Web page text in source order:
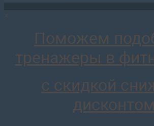
отложить
AR012.1 Скамья для жима со
×
Поможем
тренажеры в
с скидкой
дисконтом